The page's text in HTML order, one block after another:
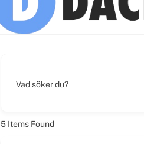
Vad söker du?
5 Items Found